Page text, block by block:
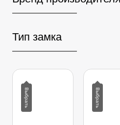
Тип замка